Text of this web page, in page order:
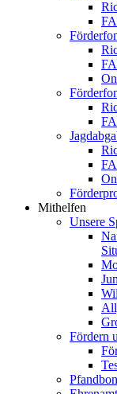
Mithelfen
Unsere
Fördern